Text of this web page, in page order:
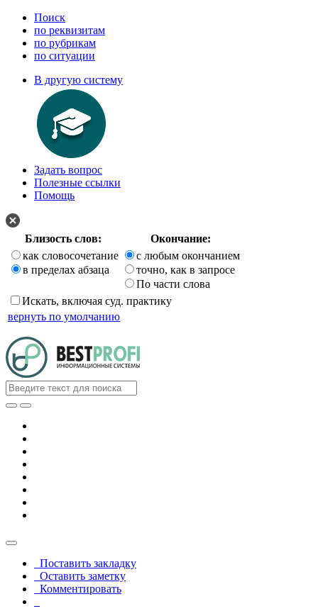
Поиск
по реквизитам
по рубрикам
по ситуации
В другую систему
Задать вопрос
Полезные ссылки
Помощь
Близость слов:
Окончание:
как словосочетание
в пределах абзаца
с любым окончанием
точно, как в запросе
По части слова
Искать, включая суд. практику
вернуть по умолчанию
Поставить закладку
Оставить заметку
Комментировать